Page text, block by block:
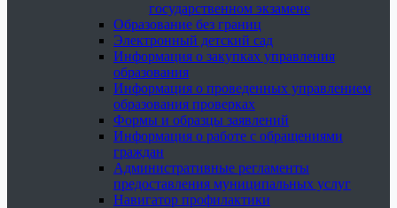
государственном экзамене
Образование без границ
Электронный детский сад
Информация о закупках управления
образования
Информация о проведенных управлением
образования проверках
Формы и образцы заявлений
Информация о работе с обращениями
граждан
Административные регламенты
предоставления муниципальных услуг
Навигатор профилактики